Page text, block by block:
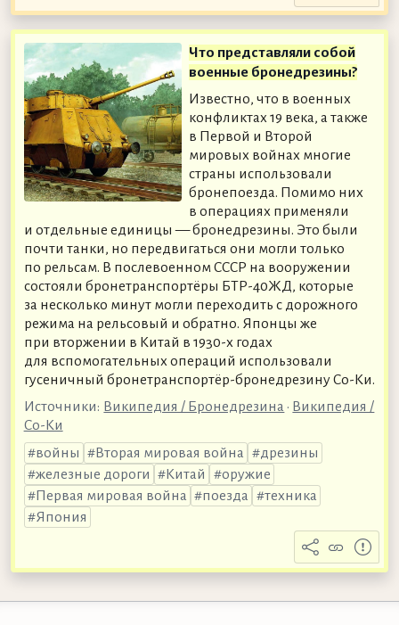
Что представляли собой
военные бронедрезины?
Известно, что в военных
конфликтах 19 века, а также
в Первой и Второй
мировых войнах многие
страны использовали
бронепоезда. Помимо них
в операциях применяли
и отдельные единицы — бронедрезины. Это были
почти танки, но передвигаться они могли только
по рельсам. В послевоенном СССР на вооружении
состояли бронетранспортёры БТР-40ЖД, которые
за несколько минут могли переходить с дорожного
режима на рельсовый и обратно. Японцы же
при вторжении в Китай в 1930-х годах
для вспомогательных операций использовали
гусеничный бронетранспортёр-бронедрезину Со-Ки.
Источники: Википедия / Бронедрезина • Википедия /
Со-Ки
войны
Вторая мировая война
дрезины
железные дороги
Китай
оружие
Первая мировая война
поезда
техника
Япония